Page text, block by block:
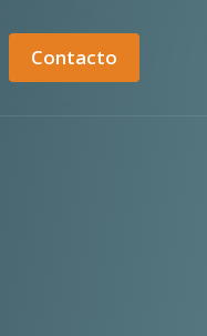
Contacto